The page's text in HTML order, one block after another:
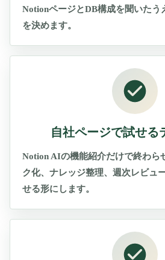
NotionページとDB構成を聞いた
を決めます。
自社ページで試せる
Notion AIの機能紹介だけで終わら
ク化、ナレッジ整理、週次レビュ
せる形にします。